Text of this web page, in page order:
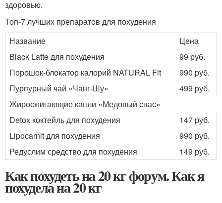
здоровью.
Топ-7 лучших препаратов для похудения
Название
Цена
Black Latte для похудения
99 руб.
Порошок-блокатор калорий NATURAL Fit
990 руб.
Пурпурный чай «Чанг-Шу»
499 руб.
Жиросжигающие капли «Медовый спас»
Detox коктейль для похудения
147 руб.
Lipocarnit для похудения
990 руб.
Редуслим средство для похудения
149 руб.
Как похудеть на 20 кг форум. Как я
похудела на 20 кг